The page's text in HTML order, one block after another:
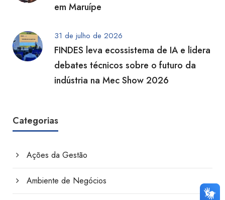
em Maruípe
31 de julho de 2026
FINDES leva ecossistema de IA e lidera
debates técnicos sobre o futuro da
indústria na Mec Show 2026
Categorias
Ações da Gestão
Ambiente de Negócios